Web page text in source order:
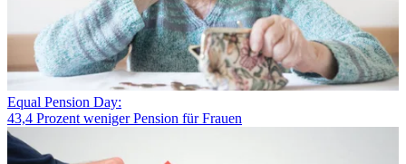
Equal Pension Day:
43,4 Prozent weniger Pension für Frauen